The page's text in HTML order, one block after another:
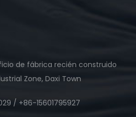
de fábrica recién construido
Zone, Daxi Town
/ +86-15601795927